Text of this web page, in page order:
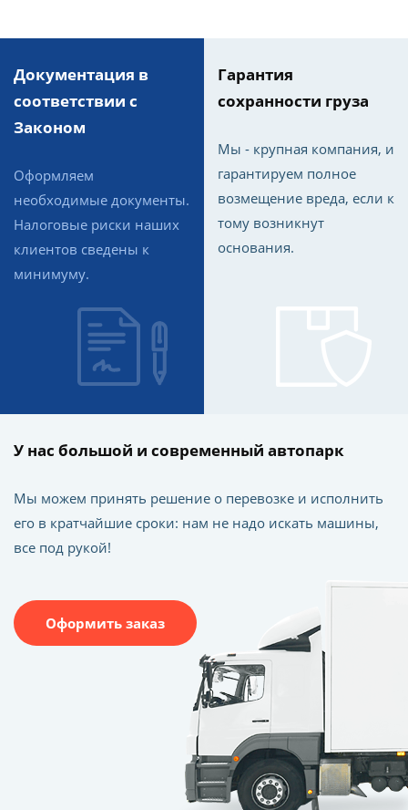
Документация в
соответствии с
Законом
Оформляем
необходимые документы.
Налоговые риски наших
клиентов сведены к
минимуму.
Гарантия
сохранности груза
Мы - крупная компания, и
гарантируем полное
возмещение вреда, если к
тому возникнут
основания.
У нас большой и современный автопарк
Мы можем принять решение о перевозке и исполнить
его в кратчайшие сроки: нам не надо искать машины,
все под рукой!
Оформить заказ